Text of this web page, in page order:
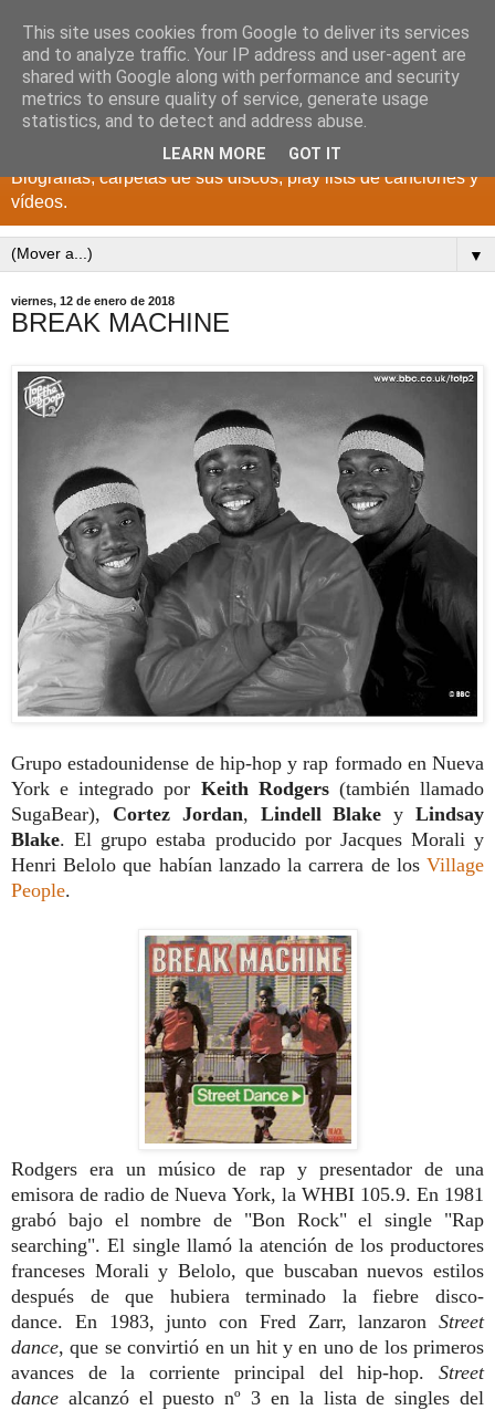
DISCOS PARA EL
RECUERDO
CANTANTES Y GRUPOS DE LOS AÑOS 1950 a 2022.
Biografías, carpetas de sus discos, play lists de canciones y
vídeos.
▼
viernes, 12 de enero de 2018
BREAK MACHINE
Grupo estadounidense de hip-hop y rap formado en Nueva
York e integrado por Keith Rodgers (también llamado
SugaBear), Cortez Jordan, Lindell Blake yLindsay
Blake. El grupo estaba producido por Jacques Morali y
Henri Belolo que habían lanzado la carrera de los Village
People.
Rodgers era un músico de rap y presentador de una
emisora de radio de Nueva York, la WHBI 105.9. En 1981
grabó bajo el nombre de "Bon Rock" el single "Rap
searching". El single llamó la atención de los productores
franceses Morali y Belolo, que buscaban nuevos estilos
después de que hubiera terminado la fiebre disco-
dance. En 1983, junto con Fred Zarr, lanzaron Street
dance, que se convirtió en un hit y en uno de los primeros
avances de la corriente principal del hip-hop. Street
dance alcanzó el puesto nº 3 en la lista de singles del
This site uses cookies from Google to deliver its services
and to analyze traffic. Your IP address and user-agent are
shared with Google along with performance and security
metrics to ensure quality of service, generate usage
statistics, and to detect and address abuse.
LEARN MORE GOT IT